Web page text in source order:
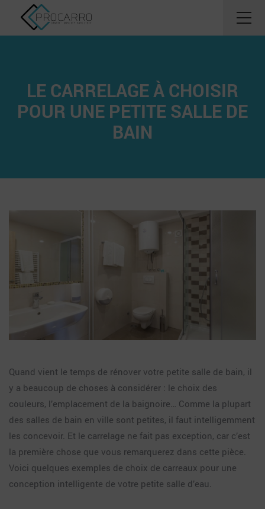
LE CARRELAGE À CHOISIR
POUR UNE PETITE SALLE DE
BAIN
Quand vient le temps de rénover votre petite salle de bain, il
y a beaucoup de choses à considérer : le choix des
couleurs, l’emplacement de la baignoire… Comme la plupart
des salles de bain en ville sont petites, il faut intelligemment
les concevoir. Et le carrelage ne fait pas exception, car c’est
la première chose que vous remarquerez dans cette pièce.
Voici quelques exemples de choix de carreaux pour une
conception intelligente de votre petite salle d’eau.